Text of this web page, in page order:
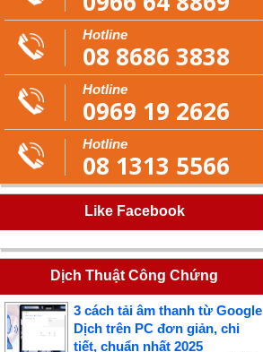
Hotline
08 8686 3838
Hotline
0969 19 2626
Hotline
08 1313 5566
Like Facebook
Dịch Thuật Công Chứng
3 cách tải âm thanh từ Google
Dịch trên PC đơn giản, chi
tiết, chuẩn nhất 2025